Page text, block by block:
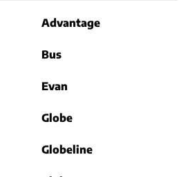
Advantage
Bus
Evan
Globe
Globeline